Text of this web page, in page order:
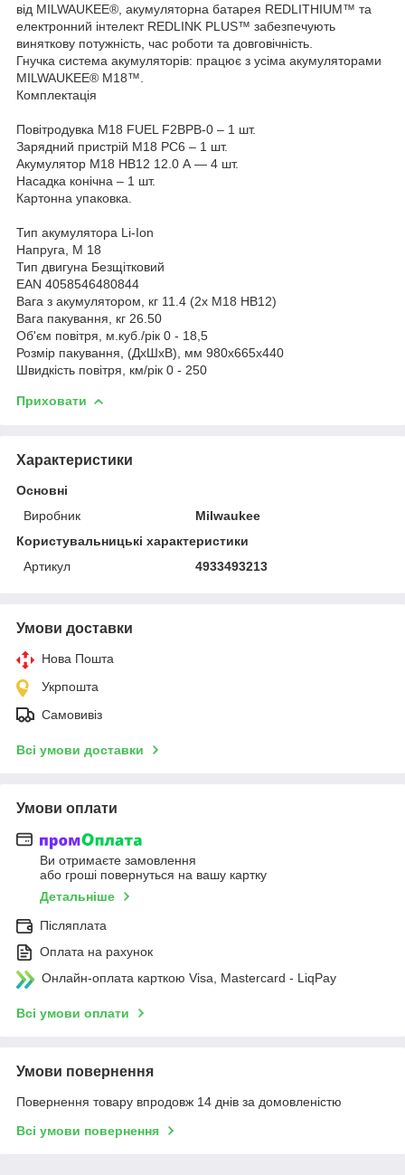
від MILWAUKEE®, акумуляторна батарея REDLITHIUM™ та
електронний інтелект REDLINK PLUS™ забезпечують
виняткову потужність, час роботи та довговічність.
Гнучка система акумуляторів: працює з усіма акумуляторами
MILWAUKEE® M18™.
Комплектація
Повітродувка M18 FUEL F2BPB-0 – 1 шт.
Зарядний пристрій M18 PC6 – 1 шт.
Акумулятор M18 HB12 12.0 А — 4 шт.
Насадка конічна – 1 шт.
Картонна упаковка.
Тип акумулятора Li-Ion
Напруга, M 18
Тип двигуна Безщітковий
EAN 4058546480844
Вага з акумулятором, кг 11.4 (2x M18 HB12)
Вага пакування, кг 26.50
Об'єм повітря, м.куб./рік 0 - 18,5
Розмір пакування, (ДхШхВ), мм 980x665x440
Швидкість повітря, км/рік 0 - 250
Приховати
Характеристики
Основні
Виробник
Milwaukee
Користувальницькі характеристики
Артикул
4933493213
Умови доставки
Нова Пошта
Укрпошта
Самовивіз
Всі умови доставки
Умови оплати
Ви отримаєте замовлення
або гроші повернуться на вашу картку
Детальніше
Післяплата
Оплата на рахунок
Онлайн-оплата карткою Visa, Mastercard - LiqPay
Всі умови оплати
Умови повернення
Повернення товару впродовж 14 днів за домовленістю
Всі умови повернення